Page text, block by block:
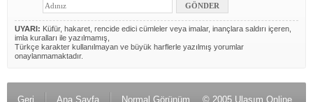
UYARI: Küfür, hakaret, rencide edici cümleler veya imalar, inançlara saldırı içeren,
imla kuralları ile yazılmamış,
Türkçe karakter kullanılmayan ve büyük harflerle yazılmış yorumlar
onaylanmamaktadır.
Geri Ana Sayfa Normal Görünüm © 2005 Ulaşım Online